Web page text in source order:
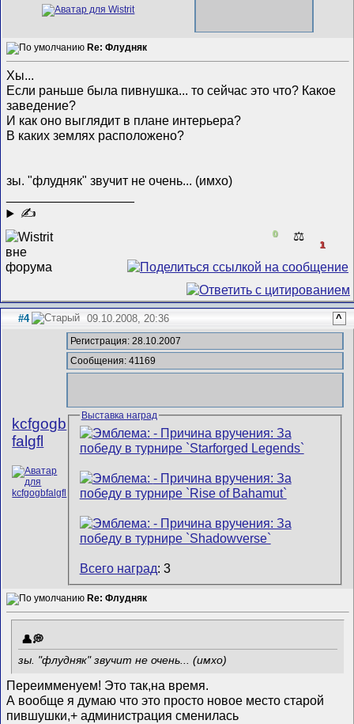
Re: Флудняк
Хы...
Если раньше была пивнушка... то сейчас это что? Какое
заведение?
И как оно выглядит в плане интерьера?
В каких землях расположено?
зы. "флудняк" звучит не очень... (имхо)
✍
0 ⚖️
1
#4 09.10.2008, 20:36 ^
kcfgogb
falgfl
Регистрация: 28.10.2007
Сообщения: 41169
Выставка наград
Всего наград: 3
Re: Флудняк
зы. "флудняк" звучит не очень... (имхо)
Переимменуем! Это так,на время.
А вообще я думаю что это просто новое место старой
пившушки,+ администрация сменилась